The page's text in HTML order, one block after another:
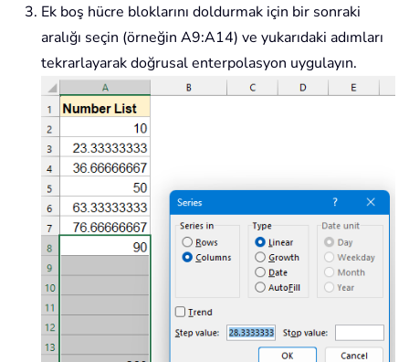
Ek boş hücre bloklarını doldurmak için bir sonraki
aralığı seçin (örneğin A9:A14) ve yukarıdaki adımları
tekrarlayarak doğrusal enterpolasyon uygulayın.